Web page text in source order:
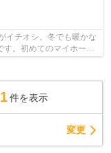
イチオシ。冬でも暖かな
す。初めてのマイホーム
件を表示
変更